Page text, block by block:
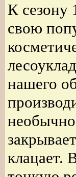
К сезону
свою
нашего
клацает.